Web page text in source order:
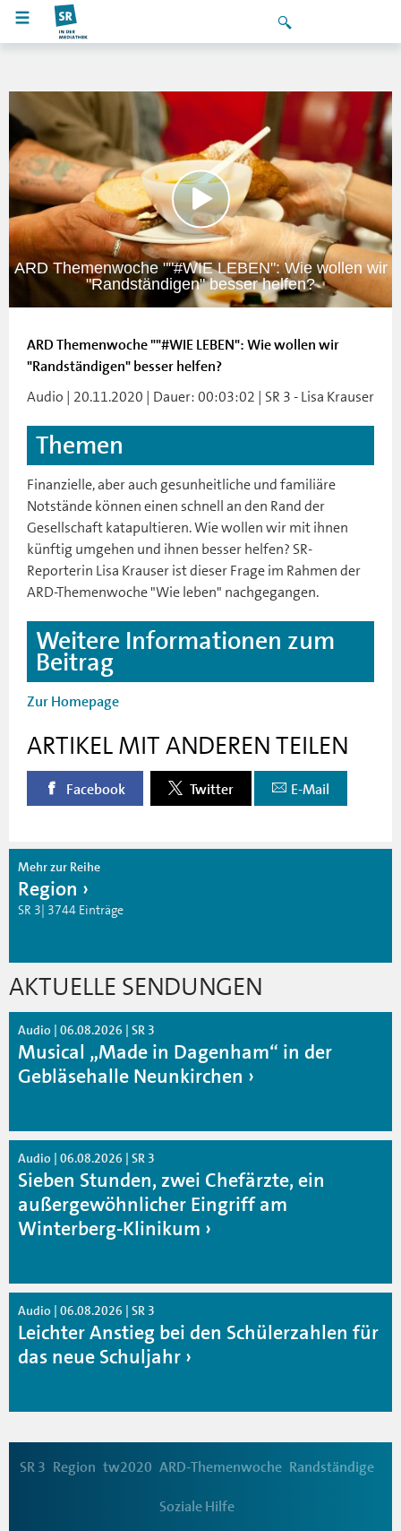
ARD Themenwoche ""#WIE LEBEN": Wie wollen wir
"Randständigen" besser helfen?
ARD Themenwoche ""#WIE LEBEN": Wie wollen wir
"Randständigen" besser helfen?
Audio | 20.11.2020 | Dauer: 00:03:02 | SR 3 - Lisa Krauser
Themen
Finanzielle, aber auch gesunheitliche und familiäre
Notstände können einen schnell an den Rand der
Gesellschaft katapultieren. Wie wollen wir mit ihnen
künftig umgehen und ihnen besser helfen? SR-
Reporterin Lisa Krauser ist dieser Frage im Rahmen der
ARD-Themenwoche "Wie leben" nachgegangen.
Weitere Informationen zum
Beitrag
Zur Homepage
ARTIKEL MIT ANDEREN TEILEN
Facebook Twitter E-Mail
Mehr zur Reihe
Region
SR 3| 3744 Einträge
AKTUELLE SENDUNGEN
Audio | 06.08.2026 | SR 3
Musical „Made in Dagenham“ in der
Gebläsehalle Neunkirchen
Audio | 06.08.2026 | SR 3
Sieben Stunden, zwei Chefärzte, ein
außergewöhnlicher Eingriff am
Winterberg-Klinikum
Audio | 06.08.2026 | SR 3
Leichter Anstieg bei den Schülerzahlen für
das neue Schuljahr
SR 3 Region tw2020 ARD-Themenwoche Randständige
Soziale Hilfe